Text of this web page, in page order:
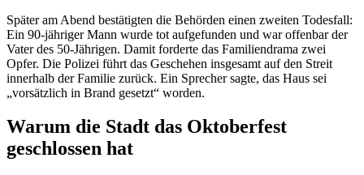
Später am Abend bestätigten die Behörden einen zweiten Todesfall:
Ein 90-jähriger Mann wurde tot aufgefunden und war offenbar der
Vater des 50-Jährigen. Damit forderte das Familiendrama zwei
Opfer. Die Polizei führt das Geschehen insgesamt auf den Streit
innerhalb der Familie zurück. Ein Sprecher sagte, das Haus sei
„vorsätzlich in Brand gesetzt“ worden.
Warum die Stadt das Oktoberfest
geschlossen hat